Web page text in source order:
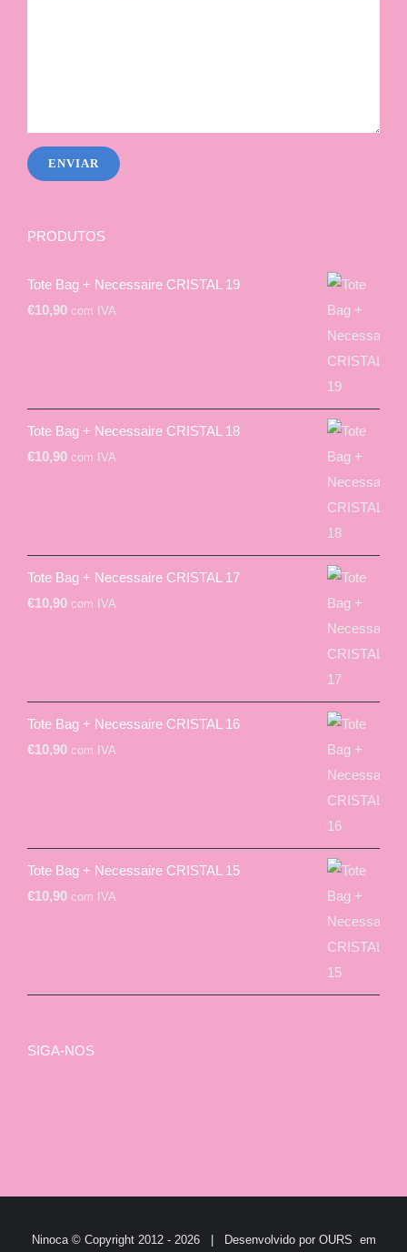
PRODUTOS
Tote Bag + Necessaire CRISTAL 19
€10,90 com IVA
Tote Bag + Necessaire CRISTAL 18
€10,90 com IVA
Tote Bag + Necessaire CRISTAL 17
€10,90 com IVA
Tote Bag + Necessaire CRISTAL 16
€10,90 com IVA
Tote Bag + Necessaire CRISTAL 15
€10,90 com IVA
SIGA-NOS
Ninoca © Copyright 2012 - 2026 | Desenvolvido por OURS em